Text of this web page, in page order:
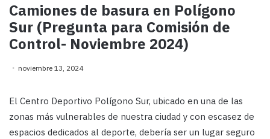
Camiones de basura en Polígono
Sur (Pregunta para Comisión de
Control- Noviembre 2024)
noviembre 13, 2024
El Centro Deportivo Polígono Sur, ubicado en una de las
zonas más vulnerables de nuestra ciudad y con escasez de
espacios dedicados al deporte, debería ser un lugar seguro